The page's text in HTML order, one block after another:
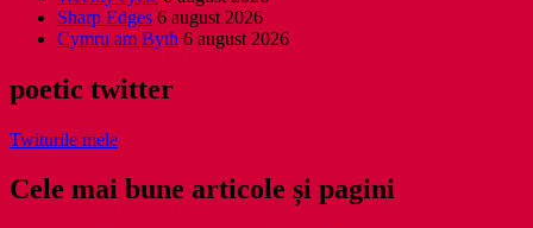
Sharp Edges 6 august 2026
Cymru am Byth 6 august 2026
poetic twitter
Twiturile mele
Cele mai bune articole și pagini